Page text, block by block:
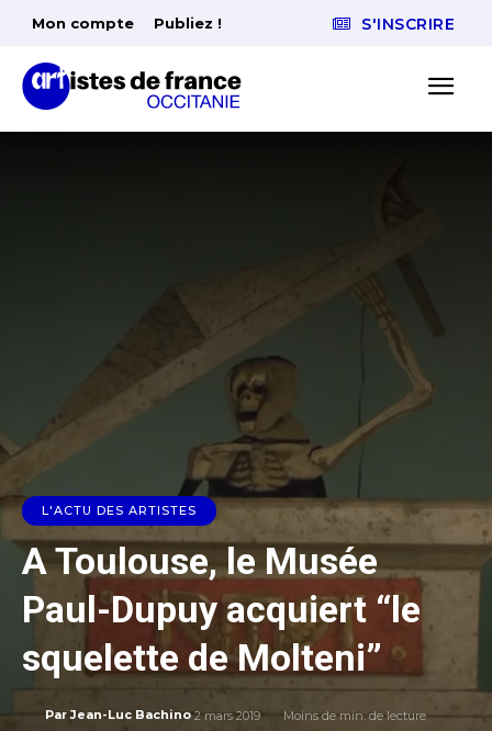
Mon compte Publiez ! S'INSCRIRE
L'ACTU DES ARTISTES
A Toulouse, le Musée
Paul-Dupuy acquiert “le
squelette de Molteni”
Par Jean-Luc Bachino 2 mars 2019 Moins de min. de lecture